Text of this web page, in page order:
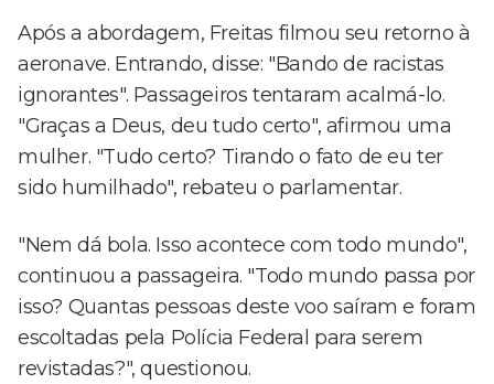
Após a abordagem, Freitas filmou seu retorno à
aeronave. Entrando, disse: "Bando de racistas
ignorantes". Passageiros tentaram acalmá-lo.
"Graças a Deus, deu tudo certo", afirmou uma
mulher. "Tudo certo? Tirando o fato de eu ter
sido humilhado", rebateu o parlamentar.
"Nem dá bola. Isso acontece com todo mundo",
continuou a passageira. "Todo mundo passa por
isso? Quantas pessoas deste voo saíram e foram
escoltadas pela Polícia Federal para serem
revistadas?", questionou.